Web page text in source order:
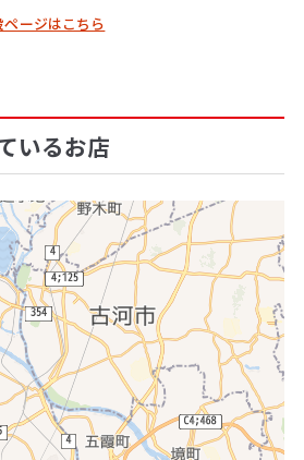
ージはこちら
いるお店